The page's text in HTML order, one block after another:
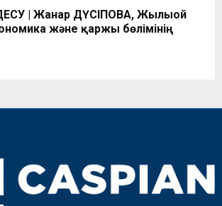
| Жанар ДҮСІПОВА, Жылыой
және қаржы бөлімінің